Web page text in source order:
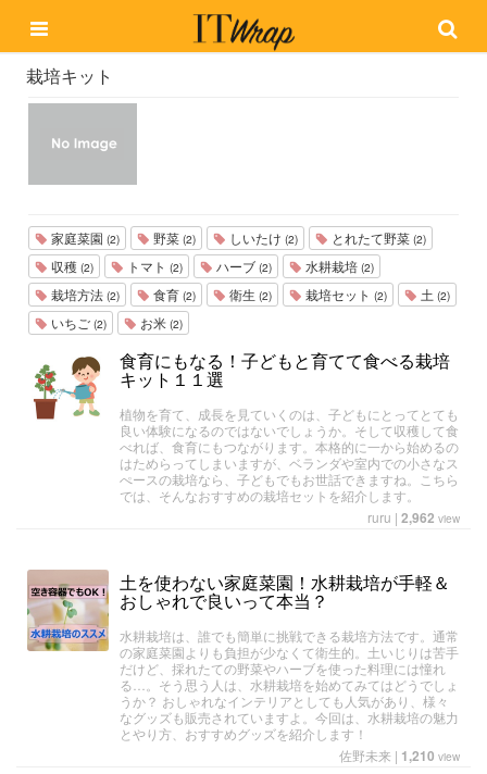
栽培キット
家庭菜園 (2) 野菜 (2) しいたけ (2) とれたて野菜 (2)
収穫 (2) トマト (2) ハーブ (2) 水耕栽培 (2)
栽培方法 (2) 食育 (2) 衛生 (2) 栽培セット (2) 土 (2)
いちご (2) お米 (2)
食育にもなる！子どもと育てて食べる栽培
キット１１選
植物を育て、成長を見ていくのは、子どもにとってとても
良い体験になるのではないでしょうか。そして収穫して食
べれば、食育にもつながります。本格的に一から始めるの
はためらってしまいますが、ベランダや室内での小さなス
ぺースの栽培なら、子どもでもお世話できますね。こちら
では、そんなおすすめの栽培セットを紹介します。
ruru | 2,962 view
土を使わない家庭菜園！水耕栽培が手軽＆
おしゃれで良いって本当？
水耕栽培は、誰でも簡単に挑戦できる栽培方法です。通常
の家庭菜園よりも負担が少なくて衛生的。土いじりは苦手
だけど、採れたての野菜やハーブを使った料理には憧れ
る…。そう思う人は、水耕栽培を始めてみてはどうでしょ
うか？ おしゃれなインテリアとしても人気があり、様々
なグッズも販売されていますよ。今回は、水耕栽培の魅力
とやり方、おすすめグッズを紹介します！
佐野未来 | 1,210 view